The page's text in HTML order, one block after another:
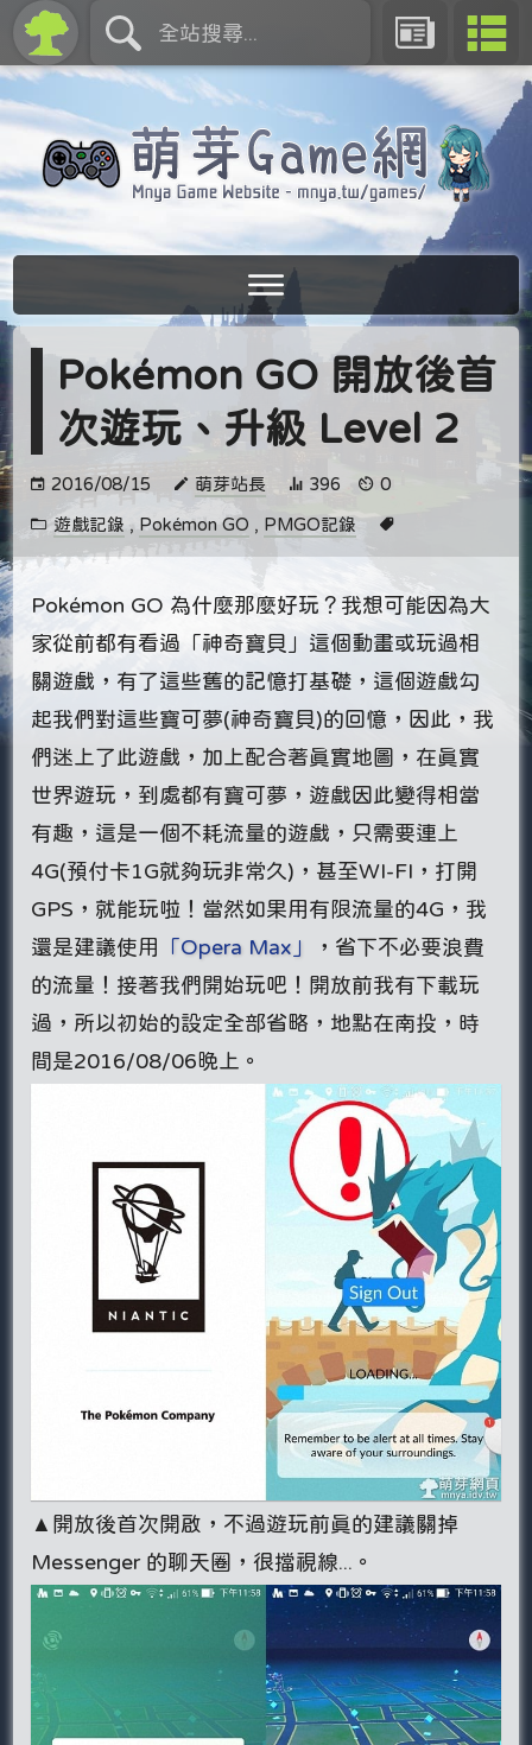
Pokémon GO 開放後首
次遊玩、升級 Level 2
2016/08/15 萌芽站長 396 0
遊戲記錄 , Pokémon GO , PMGO記錄
Pokémon GO 為什麼那麼好玩？我想可能因為大
家從前都有看過「神奇寶貝」這個動畫或玩過相
關遊戲，有了這些舊的記憶打基礎，這個遊戲勾
起我們對這些寶可夢(神奇寶貝)的回憶，因此，我
們迷上了此遊戲，加上配合著真實地圖，在真實
世界遊玩，到處都有寶可夢，遊戲因此變得相當
有趣，這是一個不耗流量的遊戲，只需要連上
4G(預付卡1G就夠玩非常久)，甚至WI-FI，打開
GPS，就能玩啦！當然如果用有限流量的4G，我
還是建議使用
「Opera Max」
，省下不必要浪費
的流量！接著我們開始玩吧！開放前我有下載玩
過，所以初始的設定全部省略，地點在南投，時
間是2016/08/06晚上。
▲開放後首次開啟，不過遊玩前真的建議關掉
Messenger 的聊天圈，很擋視線...。